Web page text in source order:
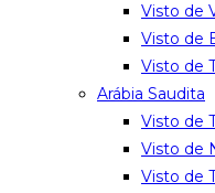
Visto de
Visto de
Visto de
Arábia Saudita
Visto de
Visto de
Visto de